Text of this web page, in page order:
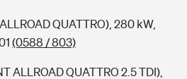
QUATTRO), 280 kW,
(0588 / 803)
ALLROAD QUATTRO 2.5 TDI),